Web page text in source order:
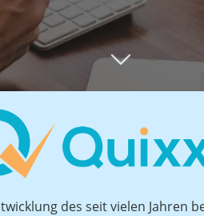
des seit vielen Jahren